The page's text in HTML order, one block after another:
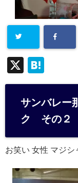
X
at
e
n
a
サンバレー
ク その２
お笑い 女性 マジシ